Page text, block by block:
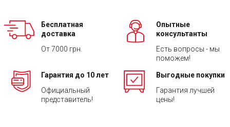
Бесплатная
доставка
От 7000 грн.
Опытные
консультанты
Есть вопросы - мы
поможем!
Гарантия до 10 лет
Официальный
представитель!
Выгодные покупки
Гарантия лучшей
цены!